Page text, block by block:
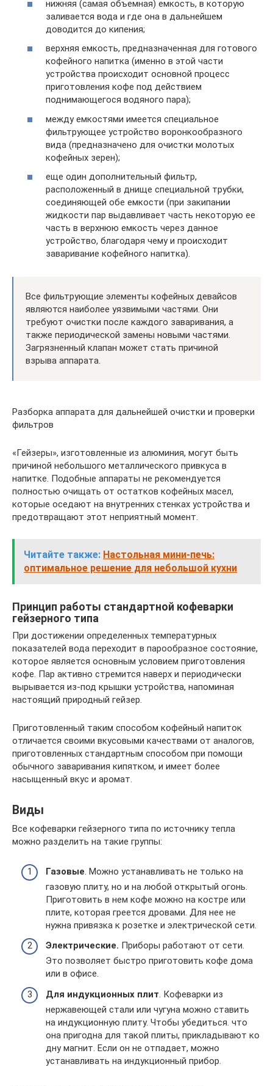
нижняя (самая объемная) емкость, в которую
заливается вода и где она в дальнейшем
доводится до кипения;
верхняя емкость, предназначенная для готового
кофейного напитка (именно в этой части
устройства происходит основной процесс
приготовления кофе под действием
поднимающегося водяного пара);
между емкостями имеется специальное
фильтрующее устройство воронкообразного
вида (предназначено для очистки молотых
кофейных зерен);
еще один дополнительный фильтр,
расположенный в днище специальной трубки,
соединяющей обе емкости (при закипании
жидкости пар выдавливает часть некоторую ее
часть в верхнюю емкость через данное
устройство, благодаря чему и происходит
заваривание кофейного напитка).
Все фильтрующие элементы кофейных девайсов
являются наиболее уязвимыми частями. Они
требуют очистки после каждого заваривания, а
также периодической замены новыми частями.
Загрязненный клапан может стать причиной
взрыва аппарата.
Разборка аппарата для дальнейшей очистки и проверки
фильтров
«Гейзеры», изготовленные из алюминия, могут быть
причиной небольшого металлического привкуса в
напитке. Подобные аппараты не рекомендуется
полностью очищать от остатков кофейных масел,
которые оседают на внутренних стенках устройства и
предотвращают этот неприятный момент.
Читайте также: Настольная мини-печь:
оптимальное решение для небольшой кухни
Принцип работы стандартной кофеварки
гейзерного типа
При достижении определенных температурных
показателей вода переходит в парообразное состояние,
которое является основным условием приготовления
кофе. Пар активно стремится наверх и периодически
вырывается из-под крышки устройства, напоминая
настоящий природный гейзер.
Приготовленный таким способом кофейный напиток
отличается своими вкусовыми качествами от аналогов,
приготовленных стандартным способом при помощи
обычного заваривания кипятком, и имеет более
насыщенный вкус и аромат.
Виды
Все кофеварки гейзерного типа по источнику тепла
можно разделить на такие группы:
Газовые . Можно устанавливать не только на
газовую плиту, но и на любой открытый огонь.
Приготовить в нем кофе можно на костре или
плите, которая греется дровами. Для нее не
нужна привязка к розетке и электрической сети.
Электрические. Приборы работают от сети.
Это позволяет быстро приготовить кофе дома
или в офисе.
Для индукционных плит . Кофеварки из
нержавеющей стали или чугуна можно ставить
на индукционную плиту. Чтобы убедиться. что
она пригодна для такой плиты, прикладывают ко
дну магнит. Если он не отпадает, можно
устанавливать на индукционный прибор.